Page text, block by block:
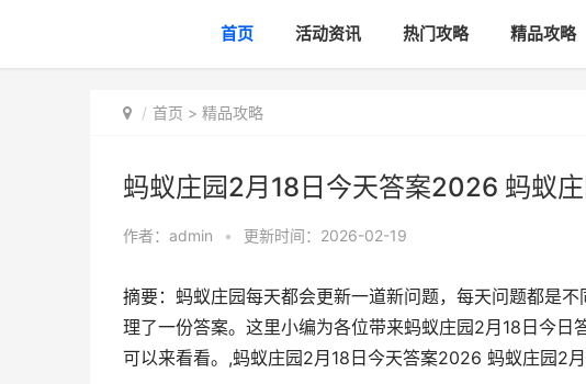
首页 活动资讯 热门攻略 精品攻略
首页 > 精品攻略
蚂蚁庄园2月18日今天答案2026 蚂蚁
作者： admin • 更新时间：2026-02-19
摘要：蚂蚁庄园每天都会更新一道新问题，每天问题都是
理了一份答案。这里小编为各位带来蚂蚁庄园2月18日今
可以来看看。,蚂蚁庄园2月18日今天答案2026 蚂蚁庄园2